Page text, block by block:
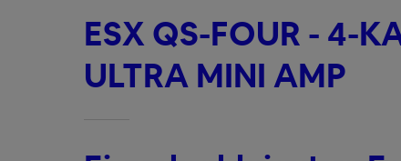
ESX QS-FOUR - 4-
ULTRA MINI AMP